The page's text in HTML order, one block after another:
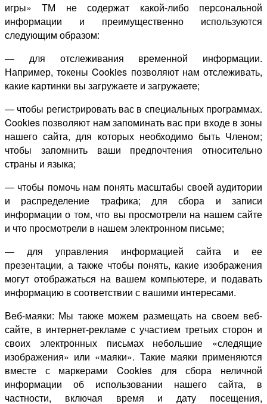
игры» ТМ не содержат какой-либо персональной
информации и преимущественно используются
следующим образом:
— для отслеживания временной информации.
Например, токены Cookies позволяют нам отслеживать,
какие картинки вы загружаете и загружаете;
— чтобы регистрировать вас в специальных программах.
Cookies позволяют нам запоминать вас при входе в зоны
нашего сайта, для которых необходимо быть Членом;
чтобы запомнить ваши предпочтения относительно
страны и языка;
— чтобы помочь нам понять масштабы своей аудитории
и распределение трафика; для сбора и записи
информации о том, что вы просмотрели на нашем сайте
и что просмотрели в нашем электронном письме;
— для управления информацией сайта и ее
презентации, а также чтобы понять, какие изображения
могут отображаться на вашем компьютере, и подавать
информацию в соответствии с вашими интересами.
Веб-маяки: Мы также можем размещать на своем веб-
сайте, в интернет-рекламе с участием третьих сторон и
своих электронных письмах небольшие «следящие
изображения» или «маяки». Такие маяки применяются
вместе с маркерами Cookies для сбора неличной
информации об использовании нашего сайта, в
частности, включая время и дату посещения,